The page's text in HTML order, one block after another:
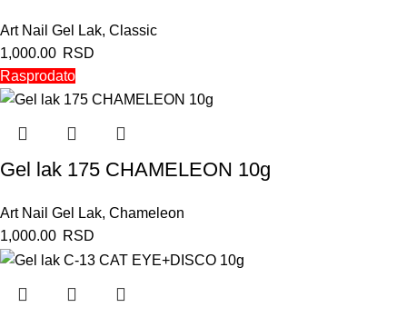
Art Nail Gel Lak, Classic
1,000.00 RSD
Rasprodato
Gel lak 175 CHAMELEON 10g
Art Nail Gel Lak, Chameleon
1,000.00 RSD